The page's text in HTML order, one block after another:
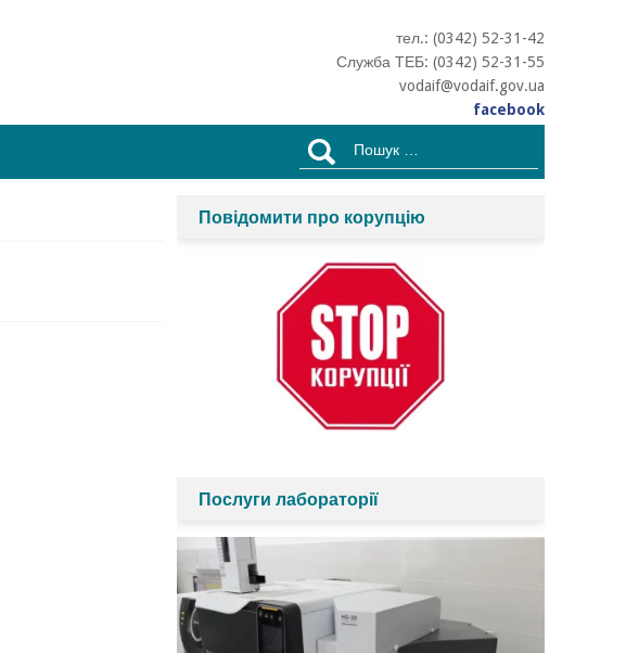
тел.: (0342) 52-31-42
Служба ТЕБ: (0342) 52-31-55
vodaif@vodaif.gov.ua
facebook
Пошук:
Повідомити про корупцію
Послуги лабораторії